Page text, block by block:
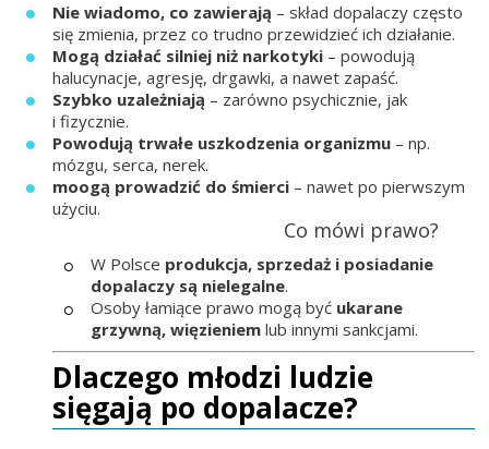
Nie wiadomo, co zawierają – skład dopalaczy często
się zmienia, przez co trudno przewidzieć ich działanie.
Mogą działać silniej niż narkotyki – powodują
halucynacje, agresję, drgawki, a nawet zapaść.
Szybko uzależniają – zarówno psychicznie, jak
i fizycznie.
Powodują trwałe uszkodzenia organizmu – np.
mózgu, serca, nerek.
moogą prowadzić do śmierci – nawet po pierwszym
użyciu.
Co mówi prawo?
W Polsce produkcja, sprzedaż i posiadanie
dopalaczy są nielegalne.
Osoby łamiące prawo mogą być ukarane
grzywną, więzieniem lub innymi sankcjami.
Dlaczego młodzi ludzie
sięgają po dopalacze?